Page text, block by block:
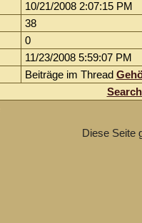
10/21/2008 2:07:15 PM
38
0
11/23/2008 5:59:07 PM
Beiträge im Thread
Diese Seite